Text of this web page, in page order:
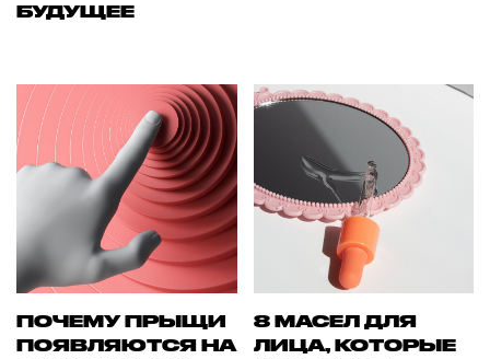
БУДУЩЕЕ
ПОЧЕМУ ПРЫЩИ
ПОЯВЛЯЮТСЯ НА
8 МАСЕЛ ДЛЯ
ЛИЦА, КОТОРЫЕ